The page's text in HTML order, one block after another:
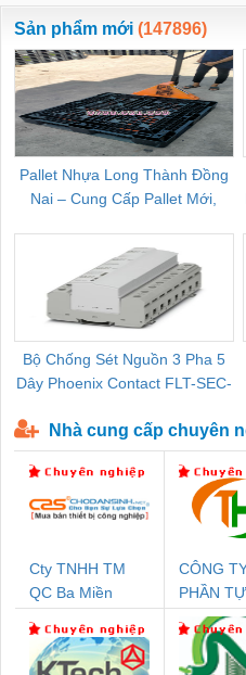
ewara
Sản phẩm mới (147896)
Pallet Nhựa Long Thành Đồng
Nai – Cung Cấp Pallet Mới,
Bộ Chống Sét Nguồn 3 Pha 5
Dây Phoenix Contact FLT-SEC-
Nhà cung cấp chuyên
Cty TNHH TM
QC Ba Miền
CÔNG
PHẦN
TIẾN